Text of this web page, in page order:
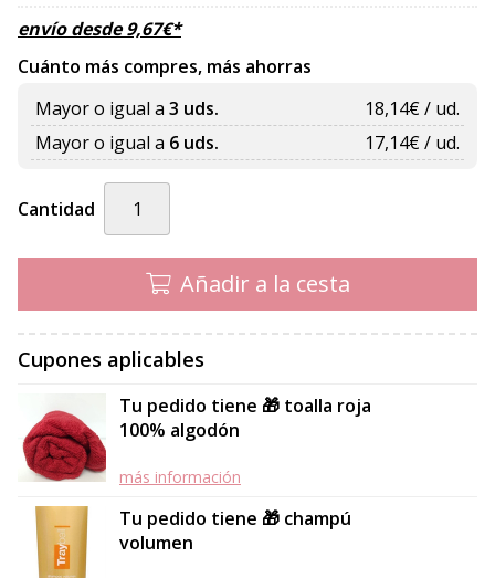
envío desde9,67€*
Cuánto más compres, más ahorras
Mayor o igual a 3 uds. 18,14€ / ud.
Mayor o igual a 6 uds. 17,14€ / ud.
Cantidad
Añadir a la cesta
Cupones aplicables
Tu pedido tiene 🎁 toalla roja
100% algodón
más información
Tu pedido tiene 🎁 champú
volumen